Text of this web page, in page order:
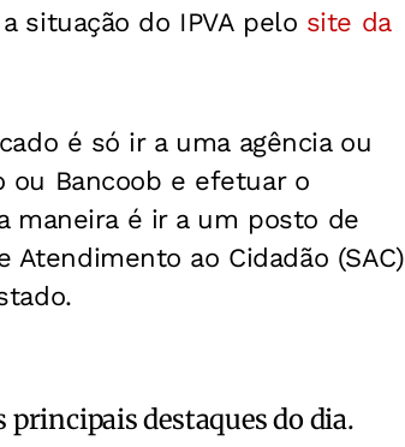
situação do IPVA pelo site da
é só ir a uma agência ou
ou Bancoob e efetuar o
maneira é ir a um posto de
ao Cidadão (SAC)
principais destaques do dia.